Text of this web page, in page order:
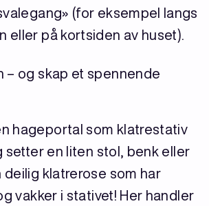
(for eksempel langs
eller på kortsiden av huset).
– og skap et spennende
hageportal som klatrestativ
setter en liten stol, benk eller
deilig klatrerose som har
vakker i stativet! Her handler